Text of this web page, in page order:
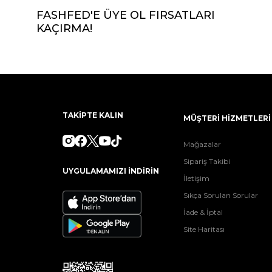
FASHFED'E ÜYE OL FIRSATLARI
KAÇIRMA!
TAKİPTE KALIN
UYGULAMAMIZI İNDİRİN
MÜŞTERİ HİZMETLERİ
Mağazalar
Sipariş Takibi
İletişim
Sıkça Sorulan Sorular
İade & İptal
Site Haritası